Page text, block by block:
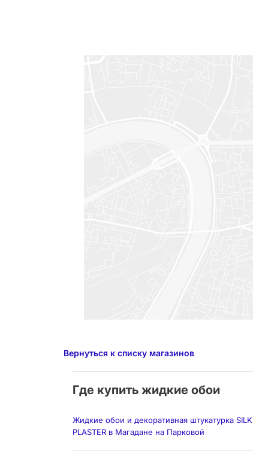
Вернуться к списку магазинов
Где купить жидкие обои
Жидкие обои и декоративная штукатурка SILK
PLASTER в Магадане на Парковой